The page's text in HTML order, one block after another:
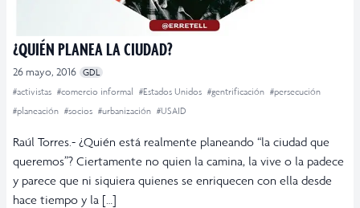
¿QUIÉN PLANEA LA CIUDAD?
26 mayo, 2016 GDL
#activistas #comercio informal #Estados Unidos #gentrificación #persecución
#planeación #socios #urbanización #USAID
Raúl Torres.- ¿Quién está realmente planeando “la ciudad que
queremos”? Ciertamente no quien la camina, la vive o la padece
y parece que ni siquiera quienes se enriquecen con ella desde
hace tiempo y la […]